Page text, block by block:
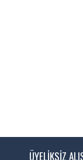
ÜYELİKSİZ